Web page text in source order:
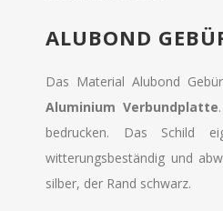
ALUBOND
Das Material Alubond
Aluminium Verbundplatte
bedrucken. Das Schild
witterungsbeständig und
silber, der Rand schwarz.